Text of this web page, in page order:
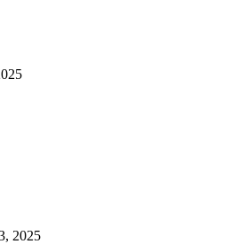
2025